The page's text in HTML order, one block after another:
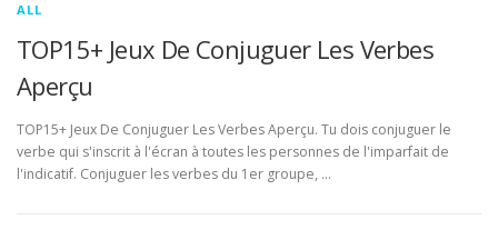
ALL
TOP15+ Jeux De Conjuguer Les Verbes
Aperçu
TOP15+ Jeux De Conjuguer Les Verbes Aperçu. Tu dois conjuguer le
verbe qui s'inscrit à l'écran à toutes les personnes de l'imparfait de
l'indicatif. Conjuguer les verbes du 1er groupe, …